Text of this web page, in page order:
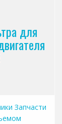
для
Запчасти